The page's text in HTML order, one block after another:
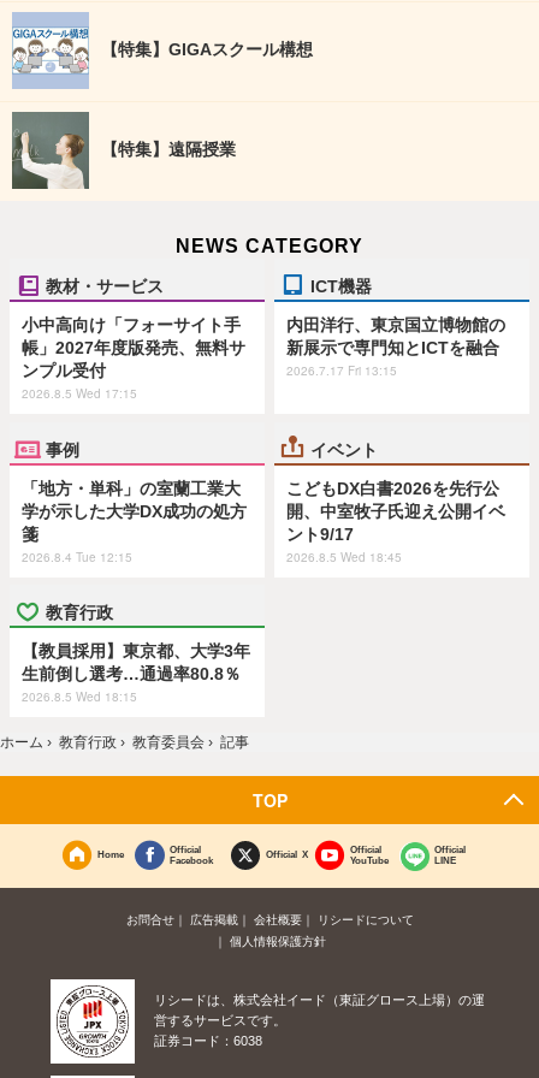
【特集】GIGAスクール構想
【特集】遠隔授業
NEWS CATEGORY
教材・サービス
小中高向け「フォーサイト手
帳」2027年度版発売、無料サ
ンプル受付
2026.8.5 Wed 17:15
ICT機器
内田洋行、東京国立博物館の
新展示で専門知とICTを融合
2026.7.17 Fri 13:15
事例
「地方・単科」の室蘭工業大
学が示した大学DX成功の処方
箋
2026.8.4 Tue 12:15
イベント
こどもDX白書2026を先行公
開、中室牧子氏迎え公開イベ
ント9/17
2026.8.5 Wed 18:45
教育行政
【教員採用】東京都、大学3年
生前倒し選考…通過率80.8％
2026.8.5 Wed 18:15
ホーム › 教育行政 › 教育委員会 › 記事
TOP
Home
Official
Facebook
Official X
Official
YouTube
Official
LINE
お問合せ 広告掲載 会社概要
リシードについて
個人情報保護方針
リシードは、株式会社イード（東証グロース上場）の運
営するサービスです。
証券コード：6038